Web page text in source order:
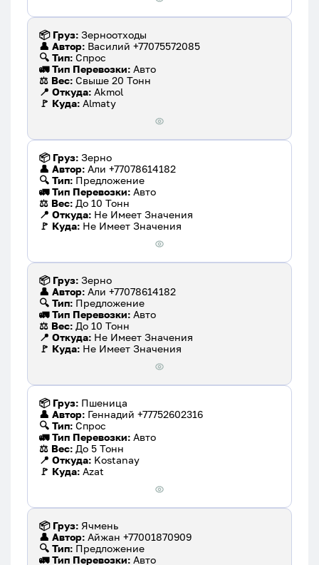
📦 Груз: Зерноотходы
👤 Автор: Василий +77075572085
🔍 Тип: Спрос
🚛 Тип Перевозки: Авто
⚖️ Вес: Свыше 20 Тонн
📍 Откуда: Akmol
🚩 Куда: Almaty
📦 Груз: Зерно
👤 Автор: Али +77078614182
🔍 Тип: Предложение
🚛 Тип Перевозки: Авто
⚖️ Вес: До 10 Тонн
📍 Откуда: Не Имеет Значения
🚩 Куда: Не Имеет Значения
📦 Груз: Зерно
👤 Автор: Али +77078614182
🔍 Тип: Предложение
🚛 Тип Перевозки: Авто
⚖️ Вес: До 10 Тонн
📍 Откуда: Не Имеет Значения
🚩 Куда: Не Имеет Значения
📦 Груз: Пшеница
👤 Автор: Геннадий +77752602316
🔍 Тип: Спрос
🚛 Тип Перевозки: Авто
⚖️ Вес: До 5 Тонн
📍 Откуда: Kostanay
🚩 Куда: Azat
📦 Груз: Ячмень
👤 Автор: Айжан +77001870909
🔍 Тип: Предложение
🚛 Тип Перевозки: Авто